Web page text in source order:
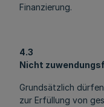
Finanzierung.
4.3
Nicht
Grundsätzlich
zur Erfüllung von